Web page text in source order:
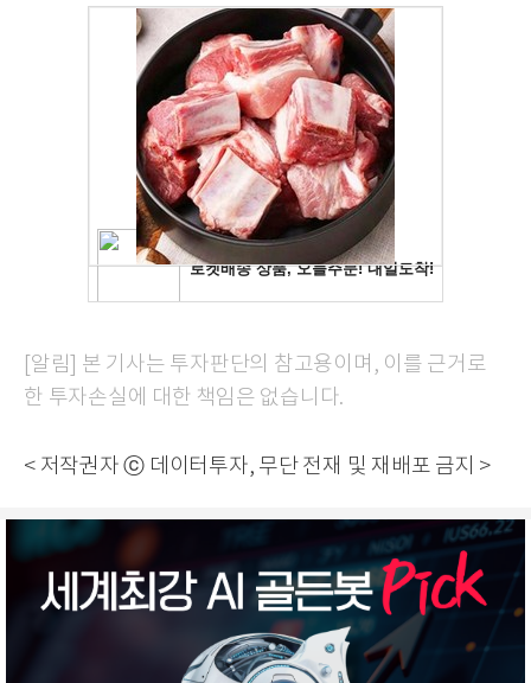
[알림] 본 기사는 투자판단의 참고용이며, 이를 근거로
한 투자손실에 대한 책임은 없습니다.
< 저작권자 ⓒ 데이터투자, 무단 전재 및 재배포 금지 >